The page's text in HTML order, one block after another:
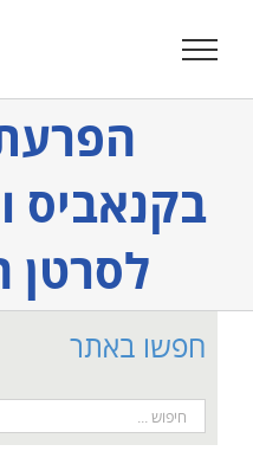
לתוכן
בקנאביס
לסרטן
חפשו באתר
חיפוש...